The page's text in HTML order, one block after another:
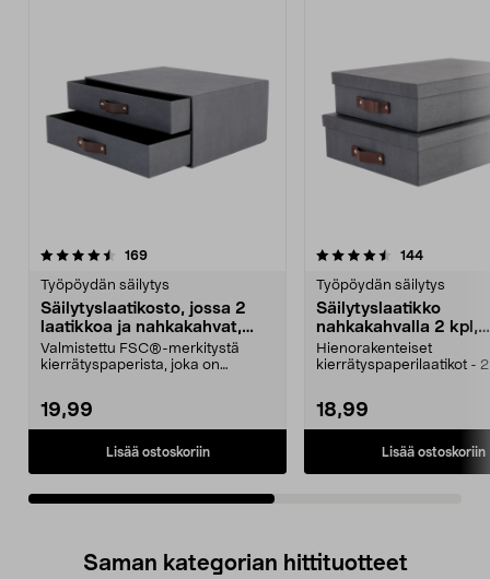
169arvostelut
Työpöydän säilytys
Säilytyslaatikosto, jossa 2
laatikkoa ja nahkakahvat,
tummanharmaa
Valmistettu FSC®-merkitystä
kierrätyspaperista, joka on
19,99
Lisää ostoskoriin
4.5viidestä
144arvostelut
Työpöydän säilytys
Säilytyslaatikko
nahkakahvalla 2 kpl,
tummanharmaa
Hienorakenteiset
kierrätyspaperilaatikot - 2
18,99
Lisää ostoskoriin
4.5viidestä
Saman kategorian hittituotteet